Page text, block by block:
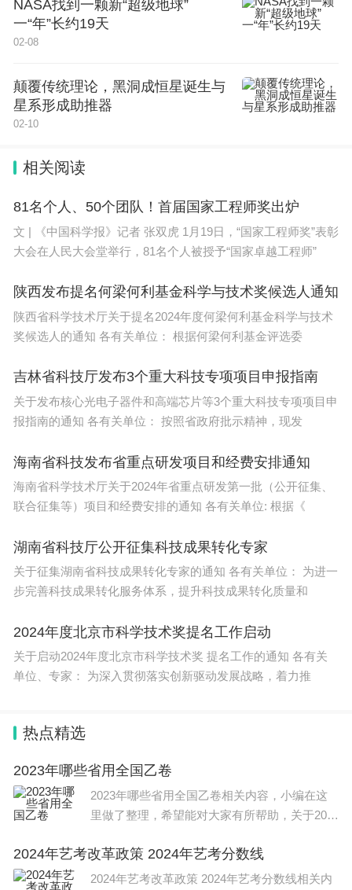
NASA找到一颗新“超级地球”
一“年”长约19天
02-08
颠覆传统理论，黑洞成恒星诞生与
星系形成助推器
02-10
相关阅读
81名个人、50个团队！首届国家工程师奖出炉
文 | 《中国科学报》记者 张双虎 1月19日，“国家工程师奖”表彰
大会在人民大会堂举行，81名个人被授予“国家卓越工程师”
陕西发布提名何梁何利基金科学与技术奖候选人通知
陕西省科学技术厅关于提名2024年度何梁何利基金科学与技术
奖候选人的通知 各有关单位： 根据何梁何利基金评选委
吉林省科技厅发布3个重大科技专项项目申报指南
关于发布核心光电子器件和高端芯片等3个重大科技专项项目申
报指南的通知 各有关单位： 按照省政府批示精神，现发
海南省科技发布省重点研发项目和经费安排通知
海南省科学技术厅关于2024年省重点研发第一批（公开征集、
联合征集等）项目和经费安排的通知 各有关单位: 根据《
湖南省科技厅公开征集科技成果转化专家
关于征集湖南省科技成果转化专家的通知 各有关单位： 为进一
步完善科技成果转化服务体系，提升科技成果转化质量和
2024年度北京市科学技术奖提名工作启动
关于启动2024年度北京市科学技术奖 提名工作的通知 各有关
单位、专家： 为深入贯彻落实创新驱动发展战略，着力推
热点精选
2023年哪些省用全国乙卷
2023年哪些省用全国乙卷相关内容，小编在这
里做了整理，希望能对大家有所帮助，关于202
吧！ 2023年用全国乙卷的如下 河南、山西、江
西、安徽、甘肃、
2024年艺考改革政策 2024年艺考分数线
2024年艺考改革政策 2024年艺考分数线相关内